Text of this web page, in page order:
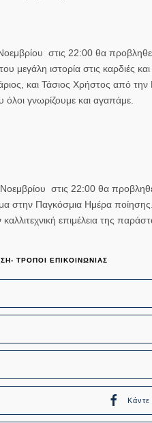
στις 22:00 θα
μεγάλη ιστορία στις καρδιές
και Τάσιος Χρήστος από την
όλοι γνωρίζουμε και αγαπάμε.
στις 22:00 θα
στην Παγκόσμια Ημέρα
επιμέλεια της
ΤΡΟΠΟΙ ΕΠΙΚΟΙΝΩΝΙΑΣ